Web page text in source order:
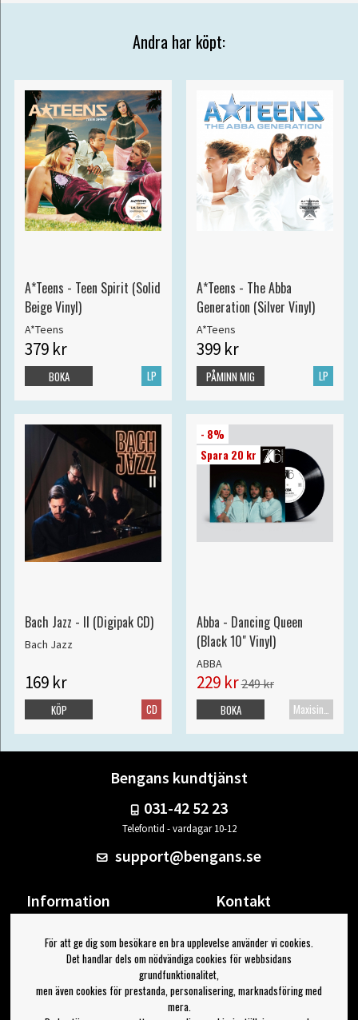
Andra har köpt:
A*Teens - Teen Spirit (Solid
Beige Vinyl)
A*Teens
379 kr
LP
BOKA
A*Teens - The Abba
Generation (Silver Vinyl)
A*Teens
399 kr
LP
PÅMINN MIG
Bach Jazz - II (Digipak CD)
Bach Jazz
169 kr
CD
KÖP
- 8%
Spara 20 kr
Abba - Dancing Queen
(Black 10" Vinyl)
ABBA
229 kr249 kr
Maxisingel
BOKA
Bengans kundtjänst
031-42 52 23
Telefontid - vardagar 10-12
support@bengans.se
Information
Om Bengans
FAQ / Köp- & Leveransvillkor
Kontakt
Din sida
Logga ut
Jag vill ha tips från Bengans
För att ge dig som besökare en bra upplevelse använder vi cookies.
Det handlar dels om nödvändiga cookies för webbsidans
grundfunktionalitet,
men även cookies för prestanda, personalisering, marknadsföring med
mera.